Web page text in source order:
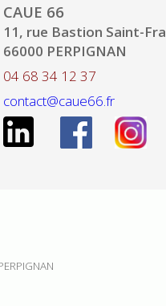
CAUE 66
11, rue Bastion Saint-
66000 PERPIGNAN
04 68 34 12 37
contact@caue66.fr